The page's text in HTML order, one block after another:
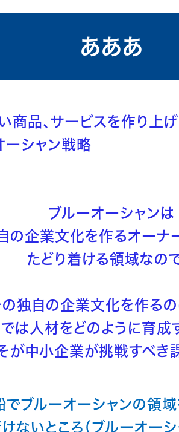
あああ
商品、サービスを作り
ルーオー
ブルーオーシャンは
の企業文化を作るオーナ
たどり着ける領域なの
独自の企業文化を作るの
では人材をどのように育成
が中小企業が挑戦すべき
でブルーオーシャンの領
ないところ（ブルーオーシ